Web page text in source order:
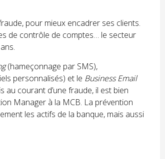
pour mieux encadrer ses clients.
de contrôle de comptes… le secteur
(hameçonnage par SMS),
personnalisés) et le Business Email
au courant d’une fraude, il est bien
Manager à la MCB. La prévention
les actifs de la banque, mais aussi